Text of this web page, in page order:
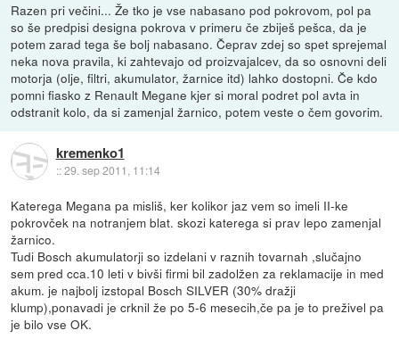
Razen pri večini... Že tko je vse nabasano pod pokrovom, pol pa
so še predpisi designa pokrova v primeru če zbiješ pešca, da je
potem zarad tega še bolj nabasano. Čeprav zdej so spet sprejemal
neka nova pravila, ki zahtevajo od proizvajalcev, da so osnovni deli
motorja (olje, filtri, akumulator, žarnice itd) lahko dostopni. Če kdo
pomni fiasko z Renault Megane kjer si moral podret pol avta in
odstranit kolo, da si zamenjal žarnico, potem veste o čem govorim.
kremenko1
::29. sep 2011, 11:14
Katerega Megana pa misliš, ker kolikor jaz vem so imeli II-ke
pokrovček na notranjem blat. skozi katerega si prav lepo zamenjal
žarnico.
Tudi Bosch akumulatorji so izdelani v raznih tovarnah ,slučajno
sem pred cca.10 leti v bivši firmi bil zadolžen za reklamacije in med
akum. je najbolj izstopal Bosch SILVER (30% dražji
klump),ponavadi je crknil že po 5-6 mesecih,če pa je to preživel pa
je bilo vse OK.